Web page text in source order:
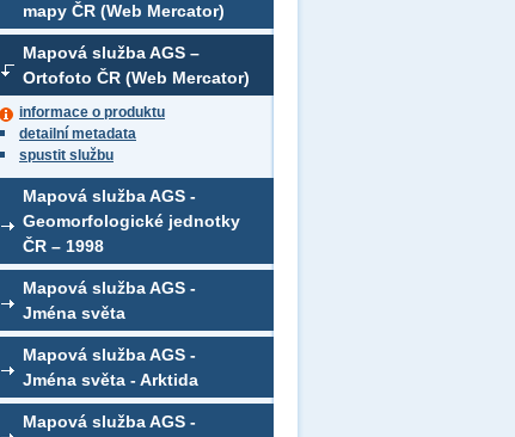
mapy ČR (Web Mercator)
Mapová služba AGS –
Ortofoto ČR (Web Mercator)
informace o produktu
detailní metadata
spustit službu
Mapová služba AGS -
Geomorfologické jednotky
ČR – 1998
Mapová služba AGS -
Jména světa
Mapová služba AGS -
Jména světa - Arktida
Mapová služba AGS -